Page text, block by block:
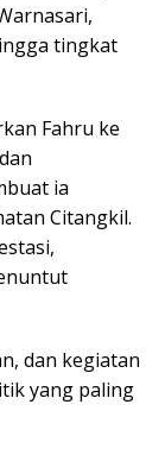
tingkat
Fahru ke
ia
Citangkil.
dan kegiatan
yang paling